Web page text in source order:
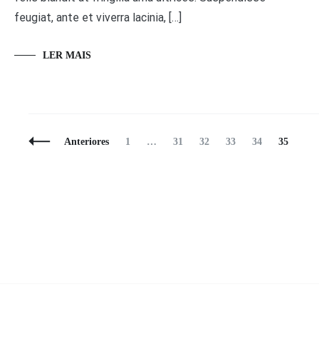
feugiat, ante et viverra lacinia, […]
LER MAIS
NavegaçãoAnteriores Página
1 … Página
31 Página
32 Página
33 Página
34 Página
35